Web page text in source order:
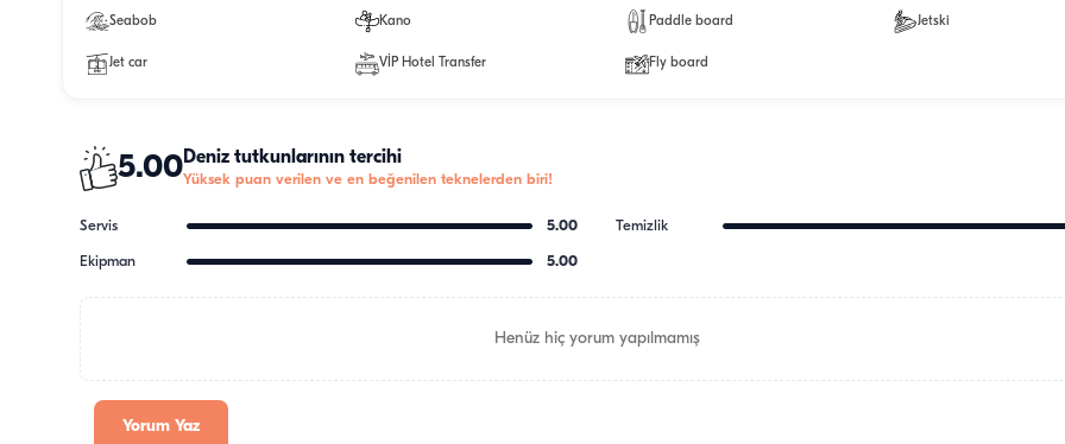
Seabob Kano Paddle board Jetski
Jet car VİP Hotel Transfer Fly board
5.00Deniz tutkunlarının tercihi
Yüksek puan verilen ve en beğenilen teknelerden biri!
Servis 5.00 Temizlik
Ekipman 5.00
Henüz hiç yorum yapılmamış
Yorum Yaz